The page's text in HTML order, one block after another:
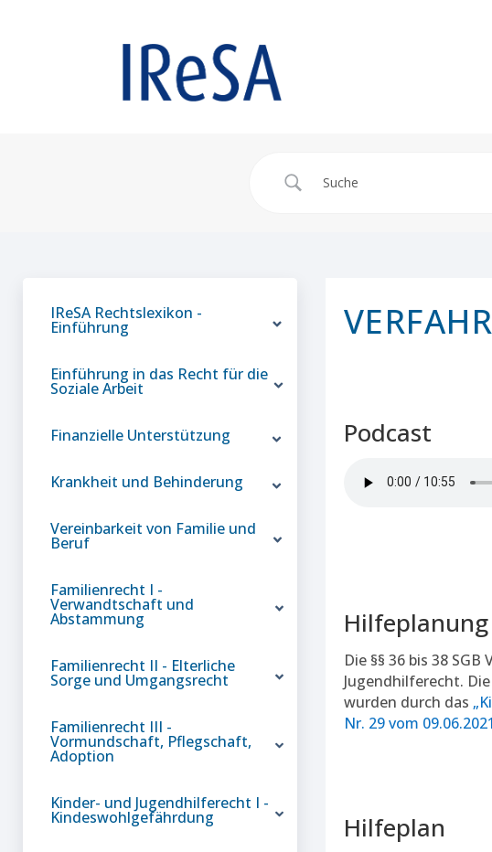
IReSA Rechtslexikon -
Einführung
Einführung in das Recht für die
Soziale Arbeit
Finanzielle Unterstützung
Krankheit und Behinderung
Vereinbarkeit von Familie und
Beruf
Familienrecht I -
Verwandtschaft und
Abstammung
Familienrecht II - Elterliche
Sorge und Umgangsrecht
Familienrecht III -
Vormundschaft, Pflegschaft,
Adoption
Kinder- und Jugendhilferecht I -
Kindeswohlgefährdung
Podcast
Die §§ 36 bis 38
Jugendhilferecht.
wurden durch das
Nr. 29 vom
Hilfeplan